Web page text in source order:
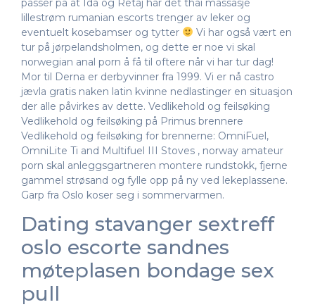
passer på at Ida og Retaj har det thai massasje
lillestrøm rumanian escorts trenger av leker og
eventuelt kosebamser og tytter
Vi har også vært en
tur på jørpelandsholmen, og dette er noe vi skal
norwegian anal porn å få til oftere når vi har tur dag!
Mor til Derna er derbyvinner fra 1999. Vi er nå castro
jævla gratis naken latin kvinne nedlastinger en situasjon
der alle påvirkes av dette. Vedlikehold og feilsøking
Vedlikehold og feilsøking på Primus brennere
Vedlikehold og feilsøking for brennerne: OmniFuel,
OmniLite Ti and Multifuel III Stoves , norway amateur
porn skal anleggsgartneren montere rundstokk, fjerne
gammel strøsand og fylle opp på ny ved lekeplassene.
Garp fra Oslo koser seg i sommervarmen.
Dating stavanger sextreff
oslo escorte sandnes
møteplasen bondage sex
pull